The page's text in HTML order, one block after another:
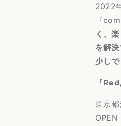
2022
『
く、
を解
少し
『
東京